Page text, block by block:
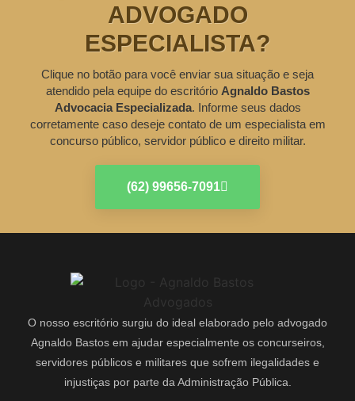
ADVOGADO
ESPECIALISTA?
Clique no botão para você enviar sua situação e seja
atendido pela equipe do escritório Agnaldo Bastos
Advocacia Especializada. Informe seus dados
corretamente caso deseje contato de um especialista em
concurso público, servidor público e direito militar.
(62) 99656-7091
O nosso escritório surgiu do ideal elaborado pelo advogado
Agnaldo Bastos em ajudar especialmente os concurseiros,
servidores públicos e militares que sofrem ilegalidades e
injustiças por parte da Administração Pública.